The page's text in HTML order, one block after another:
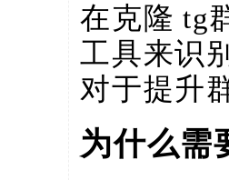
在克隆 tg
工具来识
对于提升
为什么需